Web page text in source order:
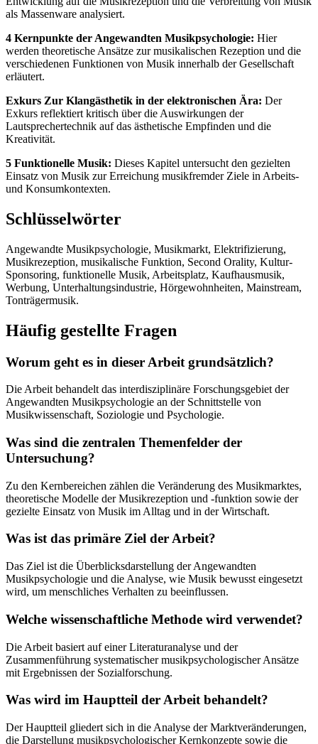
als Massenware analysiert.
4 Kernpunkte der Angewandten Musikpsychologie: Hier
werden theoretische Ansätze zur musikalischen Rezeption und die
verschiedenen Funktionen von Musik innerhalb der Gesellschaft
erläutert.
Exkurs Zur Klangästhetik in der elektronischen Ära: Der
Exkurs reflektiert kritisch über die Auswirkungen der
Lautsprechertechnik auf das ästhetische Empfinden und die
Kreativität.
5 Funktionelle Musik: Dieses Kapitel untersucht den gezielten
Einsatz von Musik zur Erreichung musikfremder Ziele in Arbeits-
und Konsumkontexten.
Schlüsselwörter
Angewandte Musikpsychologie, Musikmarkt, Elektrifizierung,
Musikrezeption, musikalische Funktion, Second Orality, Kultur-
Sponsoring, funktionelle Musik, Arbeitsplatz, Kaufhausmusik,
Werbung, Unterhaltungsindustrie, Hörgewohnheiten, Mainstream,
Tonträgermusik.
Häufig gestellte Fragen
Worum geht es in dieser Arbeit grundsätzlich?
Die Arbeit behandelt das interdisziplinäre Forschungsgebiet der
Angewandten Musikpsychologie an der Schnittstelle von
Musikwissenschaft, Soziologie und Psychologie.
Was sind die zentralen Themenfelder der
Untersuchung?
Zu den Kernbereichen zählen die Veränderung des Musikmarktes,
theoretische Modelle der Musikrezeption und -funktion sowie der
gezielte Einsatz von Musik im Alltag und in der Wirtschaft.
Was ist das primäre Ziel der Arbeit?
Das Ziel ist die Überblicksdarstellung der Angewandten
Musikpsychologie und die Analyse, wie Musik bewusst eingesetzt
wird, um menschliches Verhalten zu beeinflussen.
Welche wissenschaftliche Methode wird verwendet?
Die Arbeit basiert auf einer Literaturanalyse und der
Zusammenführung systematischer musikpsychologischer Ansätze
mit Ergebnissen der Sozialforschung.
Was wird im Hauptteil der Arbeit behandelt?
Der Hauptteil gliedert sich in die Analyse der Marktveränderungen,
die Darstellung musikpsychologischer Kernkonzepte sowie die